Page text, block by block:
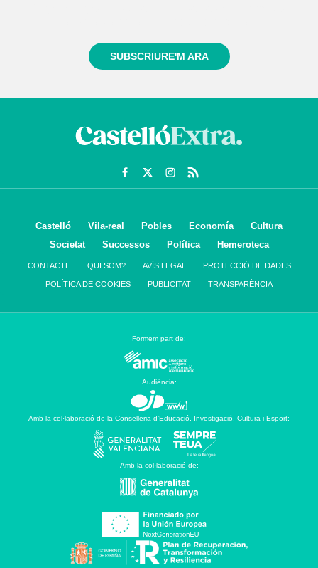
SUBSCRIURE'M ARA
Castelló Vila-real Pobles Economía
Cultura
Societat
Successos Política Hemeroteca
CONTACTE QUI SOM? AVÍS LEGAL PROTECCIÓ DE DADES
POLÍTICA DE COOKIES PUBLICITAT TRANSPARÈNCIA
Formem part de:
Audiència:
Amb la col·laboració de la Conselleria d’Educació, Investigació, Cultura i Esport:
Amb la col·laboració de: